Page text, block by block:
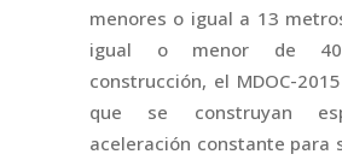
menores o igual a 13
igual o menor de
construcción, el MDOC-
que se construyan
aceleración constante para